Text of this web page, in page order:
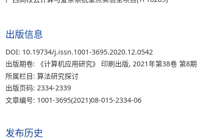
出版信息
DOI: 10.19734/j.issn.1001-3695.2020.12.0542
出版期卷: 《计算机应用研究》 印刷出版, 2021年第38卷 第8期
所属栏目: 算法研究探讨
出版页码: 2334-2339
文章编号: 1001-3695(2021)08-015-2334-06
发布历史